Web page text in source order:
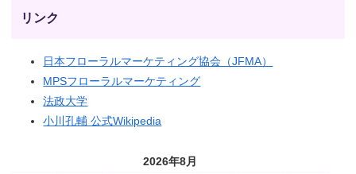
リンク
日本フローラルマーケティング協会（JFMA）
MPSフローラルマーケティング
法政大学
小川孔輔 公式Wikipedia
2026年8月